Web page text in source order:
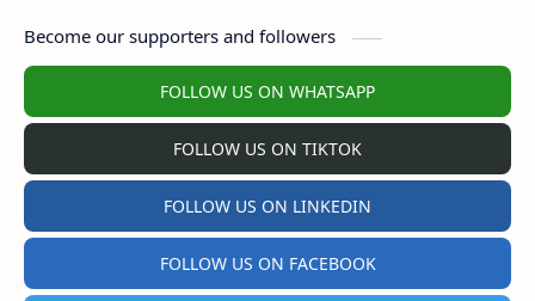
Become our supporters and followers
FOLLOW US ON WHATSAPP
FOLLOW US ON TIKTOK
FOLLOW US ON LINKEDIN
FOLLOW US ON FACEBOOK